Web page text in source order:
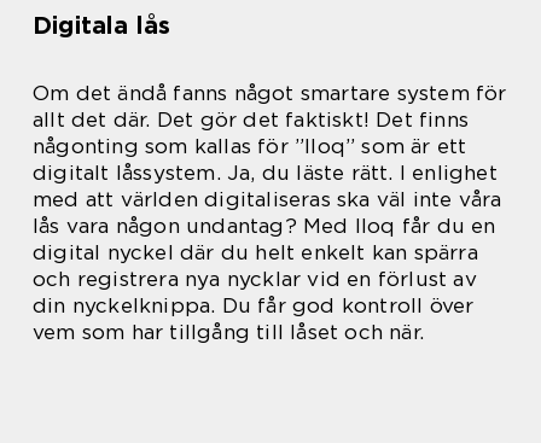
Digitala lås
Om det ändå fanns något smartare system för
allt det där. Det gör det faktiskt! Det finns
någonting som kallas för ”Iloq” som är ett
digitalt låssystem. Ja, du läste rätt. I enlighet
med att världen digitaliseras ska väl inte våra
lås vara någon undantag? Med Iloq får du en
digital nyckel där du helt enkelt kan spärra
och registrera nya nycklar vid en förlust av
din nyckelknippa. Du får god kontroll över
vem som har tillgång till låset och när.